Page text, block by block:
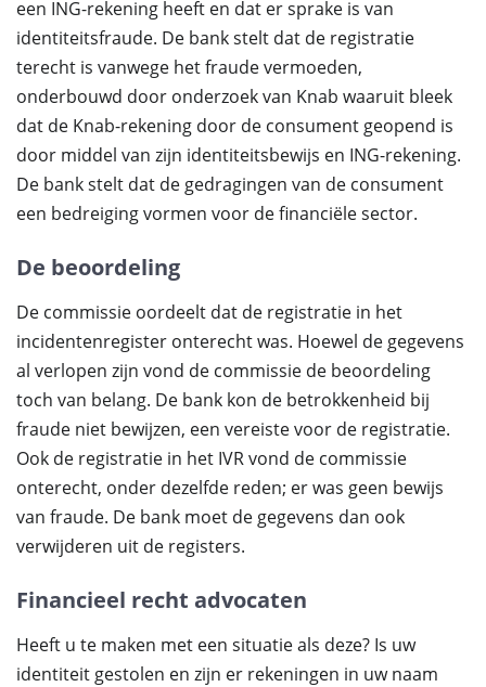
een ING-rekening heeft en dat er sprake is van
identiteitsfraude. De bank stelt dat de registratie
terecht is vanwege het fraude vermoeden,
onderbouwd door onderzoek van Knab waaruit bleek
dat de Knab-rekening door de consument geopend is
door middel van zijn identiteitsbewijs en ING-rekening.
De bank stelt dat de gedragingen van de consument
een bedreiging vormen voor de financiële sector.
De beoordeling
De commissie oordeelt dat de registratie in het
incidentenregister onterecht was. Hoewel de gegevens
al verlopen zijn vond de commissie de beoordeling
toch van belang. De bank kon de betrokkenheid bij
fraude niet bewijzen, een vereiste voor de registratie.
Ook de registratie in het IVR vond de commissie
onterecht, onder dezelfde reden; er was geen bewijs
van fraude. De bank moet de gegevens dan ook
verwijderen uit de registers.
Financieel recht advocaten
Heeft u te maken met een situatie als deze? Is uw
identiteit gestolen en zijn er rekeningen in uw naam